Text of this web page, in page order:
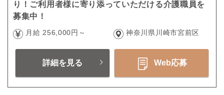
り！ご利用者様に寄り添っていただける介護職員を
募集中！
月給 256,000円～ 神奈川県川崎市宮前区
詳細を見る Web応募